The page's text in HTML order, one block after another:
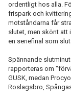
ordentligt hos alla.
frispark och
motståndarna får
slutet, men skönt att
en seriefinal som
Spännande
rapporteras om
GUSK, medan
Roslagsbro,